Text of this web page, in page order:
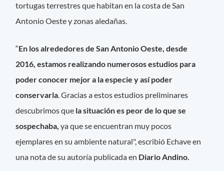
tortugas terrestres que habitan en la costa de San
Antonio Oeste y zonas aledañas.
“En los alrededores de San Antonio Oeste, desde
2016, estamos realizando numerosos estudios para
poder conocer mejor a la especie y así poder
conservarla. Gracias a estos estudios preliminares
descubrimos que la situación es peor de lo que se
sospechaba, ya que se encuentran muy pocos
ejemplares en su ambiente natural", escribió Echave en
una nota de su autoría publicada en Diario Andino.